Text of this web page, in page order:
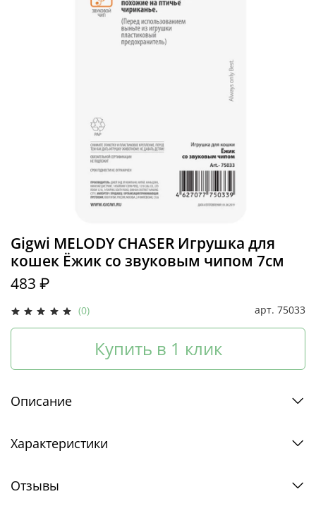
(0) арт. 75033
Gigwi MELODY CHASER Игрушка для
кошек Ёжик со звуковым чипом 7см
483 ₽
Купить в 1 клик
Описание
Характеристики
Отзывы